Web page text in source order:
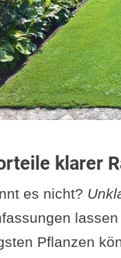
klarer
es nicht?
Pflanzen